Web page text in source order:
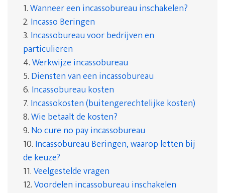
1.Wanneer een incassobureau inschakelen?
2. Incasso Beringen
3. Incassobureau voor bedrijven en
particulieren
4.Werkwijze incassobureau
5. Diensten van een incassobureau
6. Incassobureau kosten
7. Incassokosten (buitengerechtelijke kosten)
8.Wie betaalt de kosten?
9. No cure no pay incassobureau
10. Incassobureau Beringen, waarop letten bij
de keuze?
11.Veelgestelde vragen
12.Voordelen incassobureau inschakelen